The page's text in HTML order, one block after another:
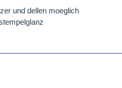
und dellen moeglich